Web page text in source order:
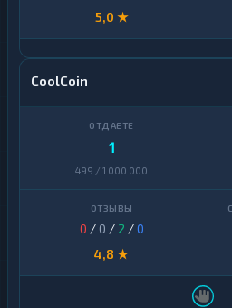
5,0 ★
CoolCoin
1
499 / 1 000 000
0 / 0 / 2 /0
4,8 ★